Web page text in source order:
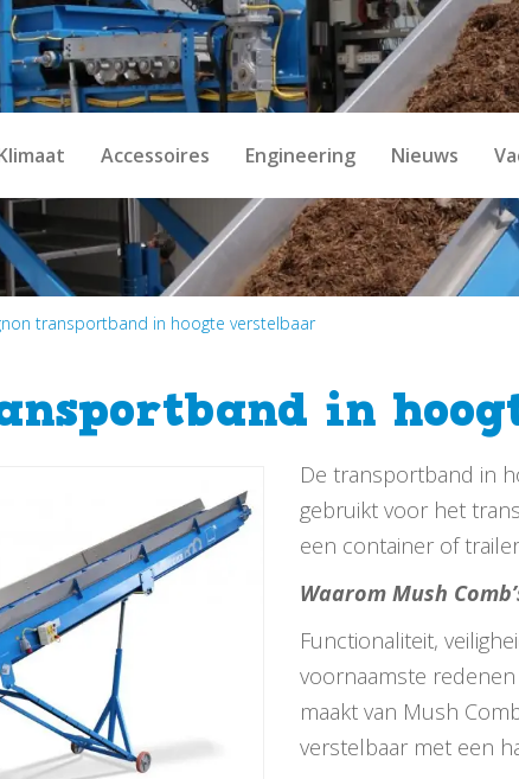
Accessoires Engineering Nieuws
transportband in hoogte verstelbaar
in
De transportband in
gebruikt voor het
een container of
Waarom Mush
Functionaliteit,
voornaamste
maakt van Mush
verstelbaar met een